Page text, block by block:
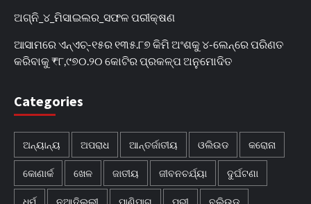
ଅଗ୍ନି_୪_ମିସାଇଲର_ସଫଳ ପରୀକ୍ଷଣ
ଆସାମରେ ଏନ୍ଏଚ୍-୧୫ର ୧୩୫.୮୭ କିମି ଅଂଶକୁ ୪-ଲେନ୍‌ରେ ପରିଣତ
କରିବାକୁ ₹୮,୯୭୦.୨୦ କୋଟିର ପ୍ରକଳ୍ପ ଅନୁମୋଦିତ
Categories
ଅନ୍ୟାନ୍ୟ ଅପରାଧ ଆନ୍ତର୍ଜାତୀୟ ଓଲିଉଡ କରୋନା
କୋଣାର୍କ ଖେଳ ଜାତୀୟ ଜୀବନଚର୍ଯ୍ୟା ଦୁର୍ଘଟଣା
ଧର୍ମ ନୂଆଦିଲ୍ଲୀ ପାଣିପାଗ ପୁରୀ ବଲିଉଡ